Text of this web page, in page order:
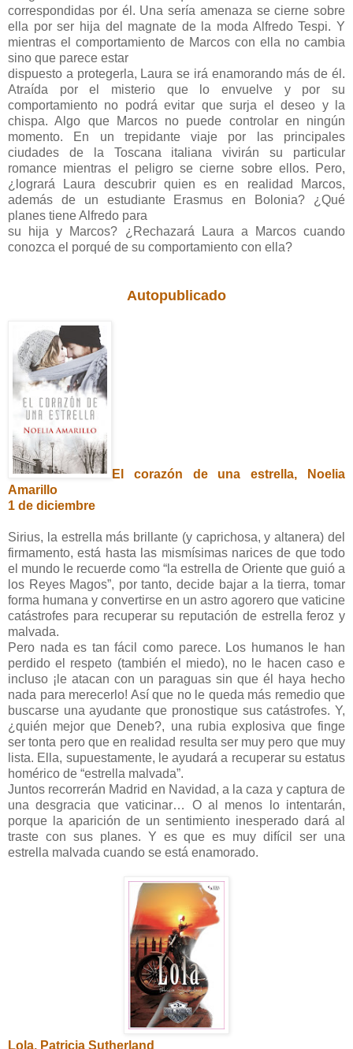
correspondidas por él. Una sería amenaza se cierne sobre
ella por ser hija del magnate de la moda Alfredo Tespi. Y
mientras el comportamiento de Marcos con ella no cambia
sino que parece estar
dispuesto a protegerla, Laura se irá enamorando más de él.
Atraída por el misterio que lo envuelve y por su
comportamiento no podrá evitar que surja el deseo y la
chispa. Algo que Marcos no puede controlar en ningún
momento. En un trepidante viaje por las principales
ciudades de la Toscana italiana vivirán su particular
romance mientras el peligro se cierne sobre ellos. Pero,
¿logrará Laura descubrir quien es en realidad Marcos,
además de un estudiante Erasmus en Bolonia? ¿Qué
planes tiene Alfredo para
su hija y Marcos? ¿Rechazará Laura a Marcos cuando
conozca el porqué de su comportamiento con ella?
Autopublicado
El corazón de una estrella, Noelia
Amarillo
1 de diciembre
Sirius, la estrella más brillante (y caprichosa, y altanera) del
firmamento, está hasta las mismísimas narices de que todo
el mundo le recuerde como “la estrella de Oriente que guió a
los Reyes Magos”, por tanto, decide bajar a la tierra, tomar
forma humana y convertirse en un astro agorero que vaticine
catástrofes para recuperar su reputación de estrella feroz y
malvada.
Pero nada es tan fácil como parece. Los humanos le han
perdido el respeto (también el miedo), no le hacen caso e
incluso ¡le atacan con un paraguas sin que él haya hecho
nada para merecerlo! Así que no le queda más remedio que
buscarse una ayudante que pronostique sus catástrofes. Y,
¿quién mejor que Deneb?, una rubia explosiva que finge
ser tonta pero que en realidad resulta ser muy pero que muy
lista. Ella, supuestamente, le ayudará a recuperar su estatus
homérico de “estrella malvada”.
Juntos recorrerán Madrid en Navidad, a la caza y captura de
una desgracia que vaticinar… O al menos lo intentarán,
porque la aparición de un sentimiento inesperado dará al
traste con sus planes. Y es que es muy difícil ser una
estrella malvada cuando se está enamorado.
Lola, Patricia Sutherland